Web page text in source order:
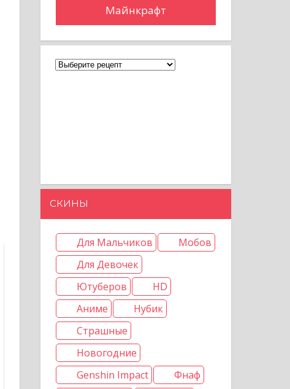
Майнкрафт
СКИНЫ
Для Мальчиков
Мобов
Для Девочек
Ютуберов
HD
Аниме
Нубик
Страшные
Новогодние
Genshin Impact
Фнаф